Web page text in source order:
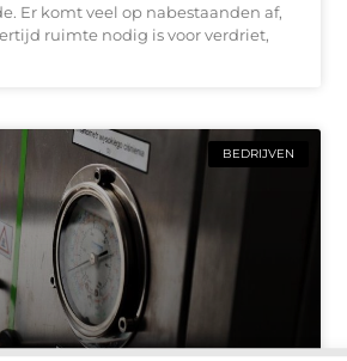
Er komt veel op nabestaanden af,
ruimte nodig is voor verdriet,
BEDRIJVEN